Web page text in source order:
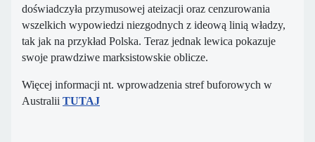
doświadczyła przymusowej ateizacji oraz cenzurowania
wszelkich wypowiedzi niezgodnych z ideową linią władzy,
tak jak na przykład Polska. Teraz jednak lewica pokazuje
swoje prawdziwe marksistowskie oblicze.
Więcej informacji nt. wprowadzenia stref buforowych w
Australii TUTAJ